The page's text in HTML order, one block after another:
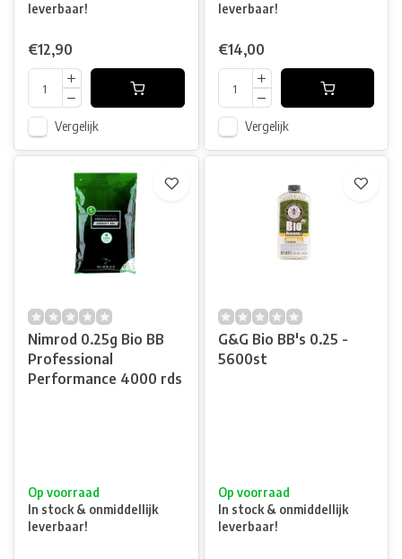
leverbaar!
€12,90
Vergelijk
leverbaar!
€14,00
Vergelijk
Nimrod 0.25g Bio BB
Professional
Performance 4000 rds
Op voorraad
In stock & onmiddellijk
leverbaar!
G&G Bio BB's 0.25 -
5600st
Op voorraad
In stock & onmiddellijk
leverbaar!